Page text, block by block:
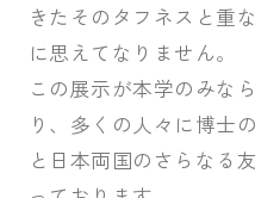
きたそのタフネスと重
に思えてなりません。
この展示が本学のみな
り、多くの人々に博士
と日本両国のさらなる